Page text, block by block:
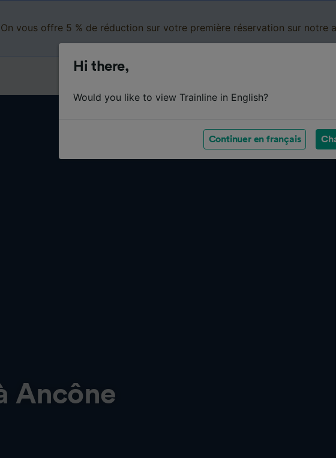
vous offre 5 % de réduction sur votre première réservation sur notre
Ancône
Hi there,
Would you like to view Trainline in English?
Continuer en français